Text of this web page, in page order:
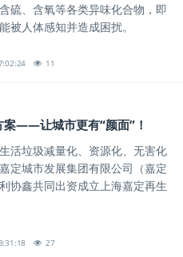
硫、含氧等各类异味化合物，即
被人体感知并造成困扰。
11
案——让城市更有“颜面”！
活垃圾减量化、资源化、无害化
定城市发展集团有限公司（嘉定
协鑫共同出资成立上海嘉定再生
27